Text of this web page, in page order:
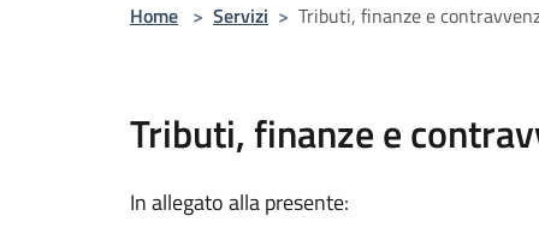
Home > Servizi > Tributi, finanze e
Tributi, finanze e
In allegato alla presente: